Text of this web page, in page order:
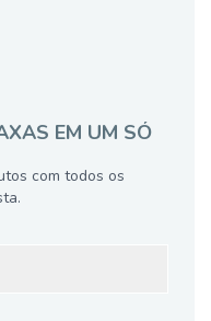
EM UM SÓ
com todos os